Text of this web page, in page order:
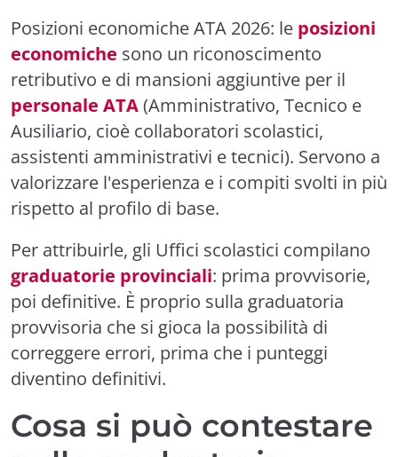
Posizioni economiche ATA 2026: le posizioni
economiche sono un riconoscimento
retributivo e di mansioni aggiuntive per il
personale ATA(Amministrativo, Tecnico e
Ausiliario, cioè collaboratori scolastici,
assistenti amministrativi e tecnici). Servono a
valorizzare l'esperienza e i compiti svolti in più
rispetto al profilo di base.
Per attribuirle, gli Uffici scolastici compilano
graduatorie provinciali: prima provvisorie,
poi definitive. È proprio sulla graduatoria
provvisoria che si gioca la possibilità di
correggere errori, prima che i punteggi
diventino definitivi.
Cosa si può contestare